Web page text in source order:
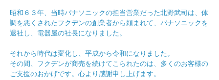
昭和６３年、当時パナソニックの担当営業だった北野武司は、体
調を悪くされたフクデンの創業者から頼まれて、パナソニックを
退社し、電器屋の社長になりました。
それから時代は変化し、平成から令和になりました。
その間、フクデンが商売を続けてこられたのは、多くのお客様の
ご支援のおかげです。心より感謝申し上げます。